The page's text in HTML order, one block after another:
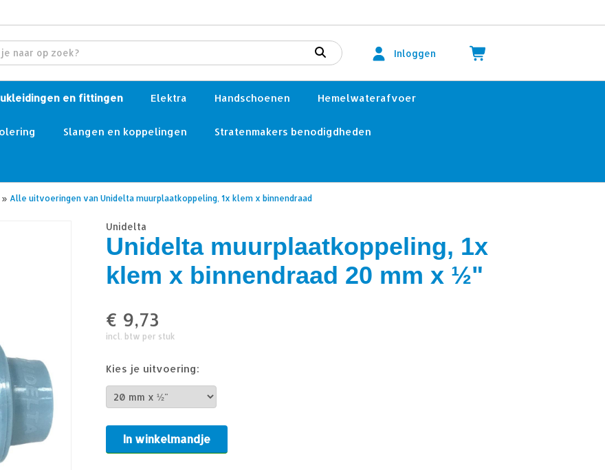
Inloggen
en fittingen Elektra Handschoenen Hemelwaterafvoer
Slangen en koppelingen Stratenmakers benodigdheden
» Alle uitvoeringen van Unidelta muurplaatkoppeling, 1x klem x binnendraad
Unidelta
Unidelta muurplaatkoppeling, 1x
klem x binnendraad 20 mm x ½"
€ 9,73
incl. btw per stuk
Kies je uitvoering:
In winkelmandje